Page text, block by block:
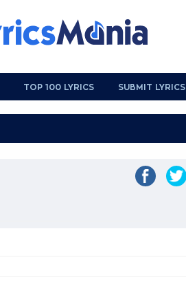
TOP 100 LYRICS SUBMIT LYRICS